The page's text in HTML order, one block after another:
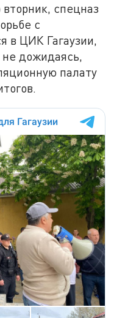
спецназ
с
в ЦИК Гагаузии,
дожидаясь,
палату